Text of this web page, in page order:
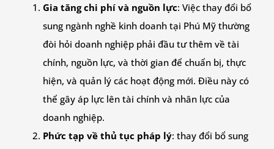
Gia tăng chi phí và nguồn lực: Việc thay đổi bổ
sung ngành nghề kinh doanh tại Phú Mỹ thường
đòi hỏi doanh nghiệp phải đầu tư thêm về tài
chính, nguồn lực, và thời gian để chuẩn bị, thực
hiện, và quản lý các hoạt động mới. Điều này có
thể gây áp lực lên tài chính và nhân lực của
doanh nghiệp.
Phức tạp về thủ tục pháp lý: thay đổi bổ sung